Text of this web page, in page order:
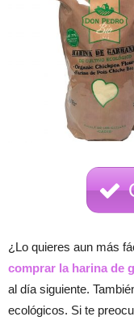
¿Lo quieres aun más
comprar la harina de
al día siguiente.
ecológicos. Si te